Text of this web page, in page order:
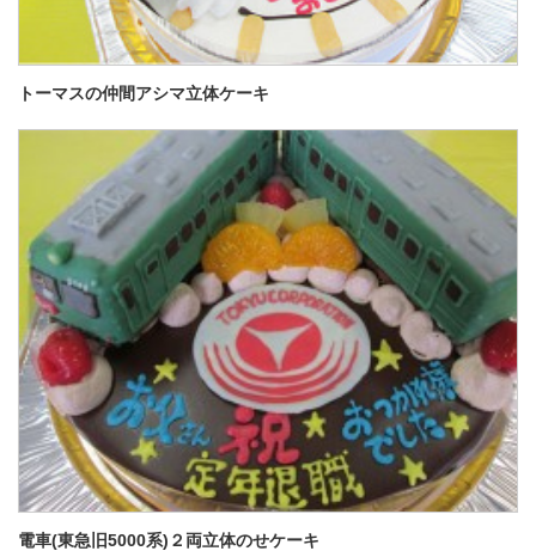
トーマスの仲間アシマ立体ケーキ
電車(東急旧5000系)２両立体のせケーキ